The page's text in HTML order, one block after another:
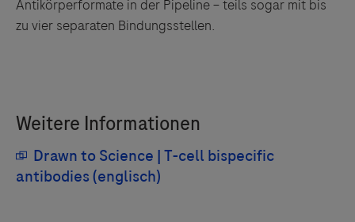
Antikörperformate in der Pipeline – teils sogar mit bis
zu vier separaten Bindungsstellen.